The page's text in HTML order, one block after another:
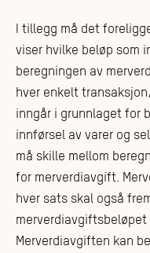
I tillegg må det
viser hvilke beløp som
beregningen av
hver enkelt
inngår i grunnlaget for
innførsel av varer og
må skille mellom
for merverdiavgift.
hver sats skal også
Merverdiavgiften kan